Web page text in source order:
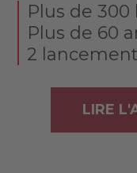
Plus de
Plus de 60
2
LIRE